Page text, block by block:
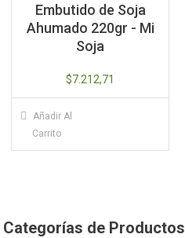
Embutido de Soja
Ahumado 220gr - Mi
Soja
$7.212,71
Añadir Al
Carrito
Categorías de Productos